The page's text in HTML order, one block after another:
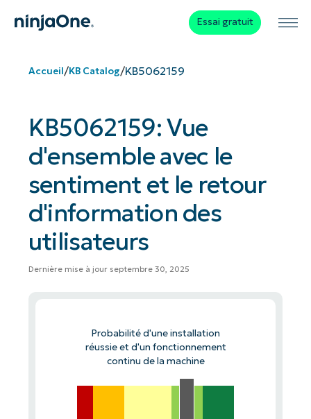
Essai gratuit
Accueil/KB Catalog/KB5062159
KB5062159: Vue
d'ensemble avec le
sentiment et le retour
d'information des
utilisateurs
Dernière mise à jour septembre 30, 2025
Probabilité d'une installation
réussie et d'un fonctionnement
continu de la machine